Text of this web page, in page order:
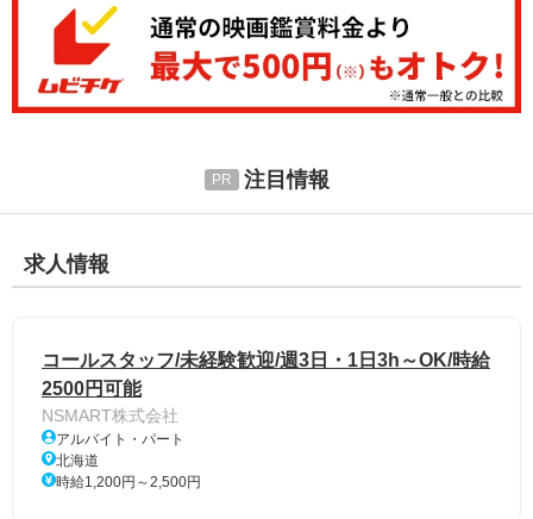
注目情報
求人情報
コールスタッフ/未経験歓迎/週3日・1日3h～OK/時給
2500円可能
NSMART株式会社
アルバイト・パート
北海道
時給1,200円～2,500円